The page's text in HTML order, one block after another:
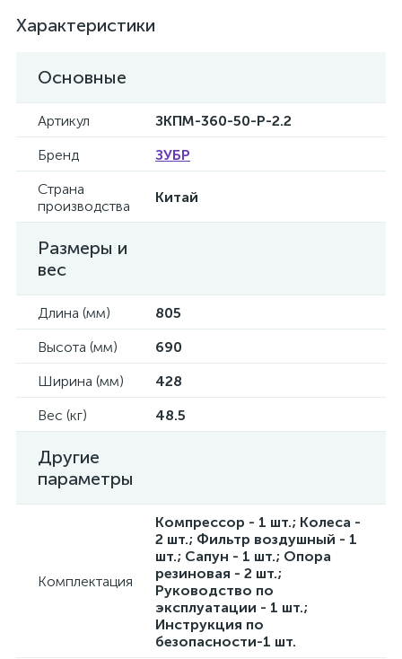
Характеристики
Основные
Артикул
ЗКПМ-360-50-Р-2.2
Бренд
ЗУБР
Страна
производства
Китай
Размеры и
вес
Длина (мм)
805
Высота (мм)
690
Ширина (мм)
428
Вес (кг)
48.5
Другие
параметры
Комплектация
Компрессор - 1 шт.; Колеса -
2 шт.; Фильтр воздушный - 1
шт.; Сапун - 1 шт.; Опора
резиновая - 2 шт.;
Руководство по
эксплуатации - 1 шт.;
Инструкция по
безопасности-1 шт.